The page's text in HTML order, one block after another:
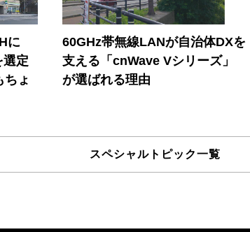
に
定
ちょ
60GHz帯無線LANが自治体DXを
支える「cnWave Vシリーズ」
が選ばれる理由
スペシャルトピック一覧